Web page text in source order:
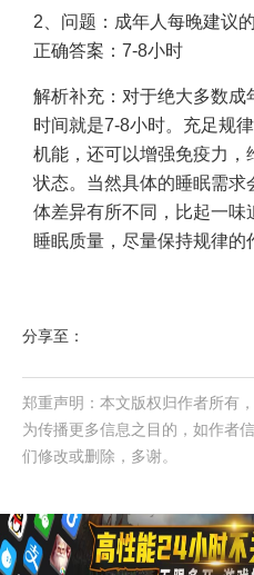
2、问题：成年人每晚建议
正确答案：7-8小时
解析补充：对于绝大多数
时间就是7-8小时。充足规
机能，还可以增强免疫力
状态。当然具体的睡眠需求
体差异有所不同，比起一味
睡眠质量，尽量保持规律的
分享至：
郑重声明：本文版权归作者所有
为传播更多信息之目的，如作者
们修改或删除，多谢。